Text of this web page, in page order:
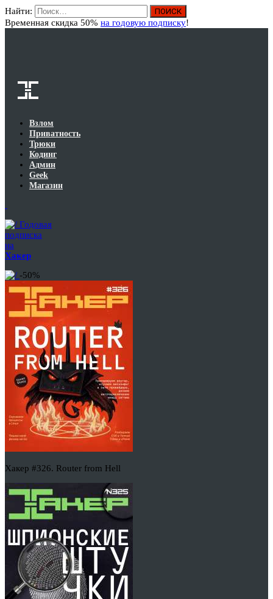
Найти:
Временная скидка 50% на годовую подписку!
Взлом
Приватность
Трюки
Кодинг
Админ
Geek
Магазин
Годовая
подписка
на
Хакер
-50%
Хакер #326. Router from Hell